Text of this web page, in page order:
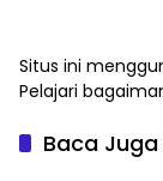
Situs ini
Pelajari
Baca Juga